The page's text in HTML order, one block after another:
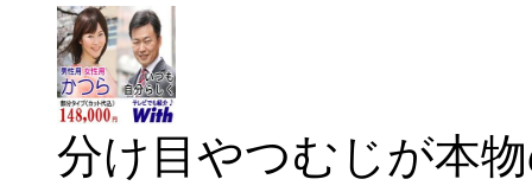
分け目やつむじが本